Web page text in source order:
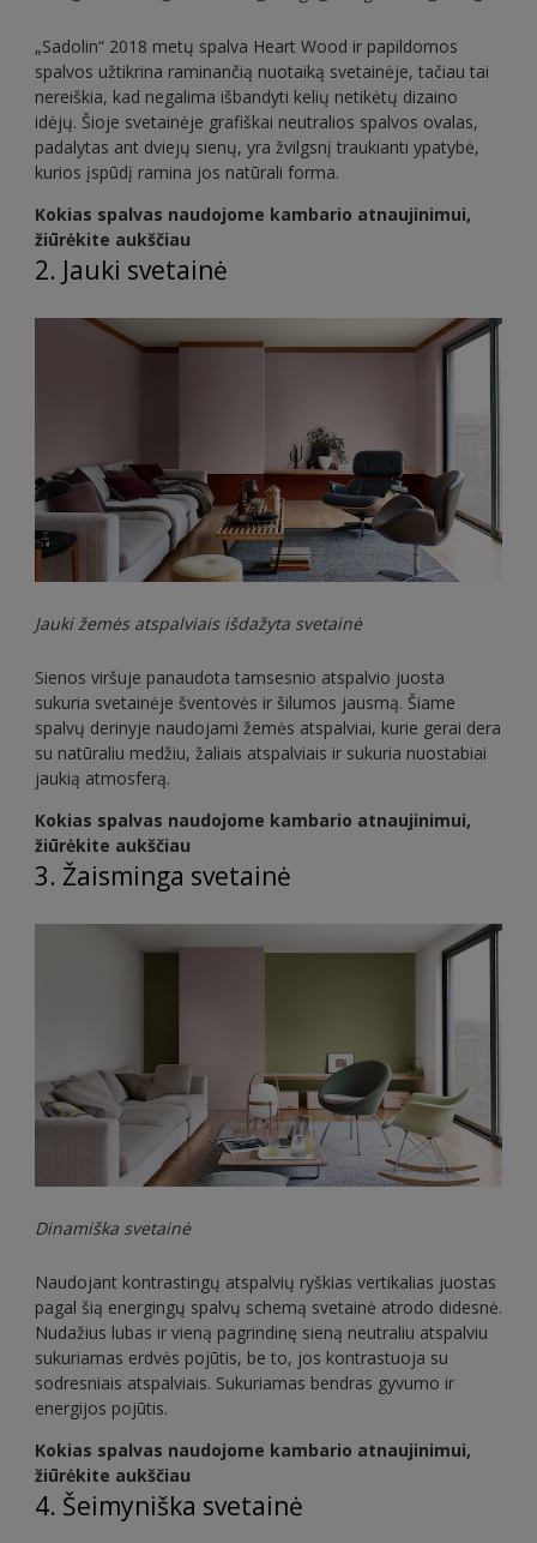
„Sadolin“ 2018 metų spalva Heart Wood ir papildomos
spalvos užtikrina raminančią nuotaiką svetainėje, tačiau tai
nereiškia, kad negalima išbandyti kelių netikėtų dizaino
idėjų. Šioje svetainėje grafiškai neutralios spalvos ovalas,
padalytas ant dviejų sienų, yra žvilgsnį traukianti ypatybė,
kurios įspūdį ramina jos natūrali forma.
Kokias spalvas naudojome kambario atnaujinimui,
žiūrėkite aukščiau
2. Jauki svetainė
Jauki žemės atspalviais išdažyta svetainė
Sienos viršuje panaudota tamsesnio atspalvio juosta
sukuria svetainėje šventovės ir šilumos jausmą. Šiame
spalvų derinyje naudojami žemės atspalviai, kurie gerai dera
su natūraliu medžiu, žaliais atspalviais ir sukuria nuostabiai
jaukią atmosferą.
Kokias spalvas naudojome kambario atnaujinimui,
žiūrėkite aukščiau
3. Žaisminga svetainė
Dinamiška svetainė
Naudojant kontrastingų atspalvių ryškias vertikalias juostas
pagal šią energingų spalvų schemą svetainė atrodo didesnė.
Nudažius lubas ir vieną pagrindinę sieną neutraliu atspalviu
sukuriamas erdvės pojūtis, be to, jos kontrastuoja su
sodresniais atspalviais. Sukuriamas bendras gyvumo ir
energijos pojūtis.
Kokias spalvas naudojome kambario atnaujinimui,
žiūrėkite aukščiau
4. Šeimyniška svetainė